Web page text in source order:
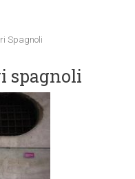
Spagnoli
spagnoli